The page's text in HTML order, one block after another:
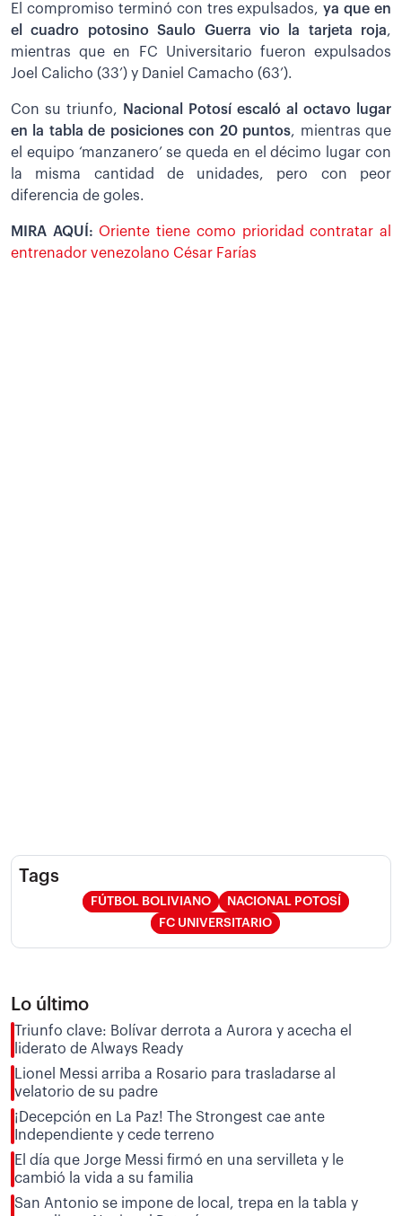
El compromiso terminó con tres expulsados,ya que en
el cuadro potosino Saulo Guerra vio la tarjeta roja,
mientras que en FC Universitario fueron expulsados
Joel Calicho (33’) y Daniel Camacho (63’).
Con su triunfo,
Nacional Potosí escaló al octavo lugar
en la tabla de posiciones con 20 puntos, mientras que
el equipo ‘manzanero’ se queda en el décimo lugar con
la misma cantidad de unidades, pero con peor
diferencia de goles.
MIRA AQUÍ: Oriente tiene como prioridad contratar al
entrenador venezolano César Farías
Tags
FÚTBOL BOLIVIANO
NACIONAL POTOSÍ
FC UNIVERSITARIO
Lo último
Triunfo clave: Bolívar derrota a Aurora y acecha el
liderato de Always Ready
Lionel Messi arriba a Rosario para trasladarse al
velatorio de su padre
¡Decepción en La Paz! The Strongest cae ante
Independiente y cede terreno
El día que Jorge Messi firmó en una servilleta y le
cambió la vida a su familia
San Antonio se impone de local, trepa en la tabla y